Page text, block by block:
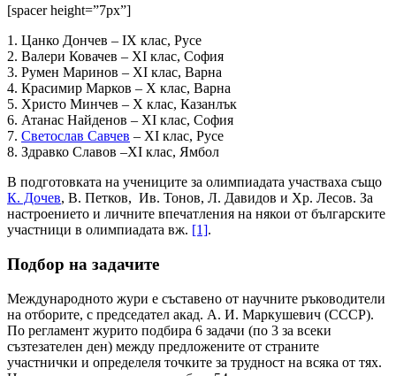
[spacer height=”7px”]
1. Цанко Дончев – IX клас, Русе
2. Валери Ковачев – XI клас, София
3. Румен Маринов – XI клас, Варна
4. Красимир Марков – X клас, Варна
5. Христо Минчев – X клас, Казанлък
6. Атанас Найденов – XI клас, София
7. Светослав Савчев – XI клас, Русе
8. Здравко Славов –XI клас, Ямбол
В подготовката на учениците за олимпиадата участваха също
К. Дочев, В. Петков, Ив. Тонов, Л. Давидов и Хр. Лесов. За
настроението и личните впечатления на някои от българските
участници в олимпиадата вж. [1].
Подбор на задачите
Международното жури е съставено от научните ръководители
на отборите, с председател акад. А. И. Маркушевич (СССР).
По регламент журито подбира 6 задачи (по 3 за всеки
съзтезателен ден) между предложените от страните
участнички и определеля точките за трудност на всяка от тях.